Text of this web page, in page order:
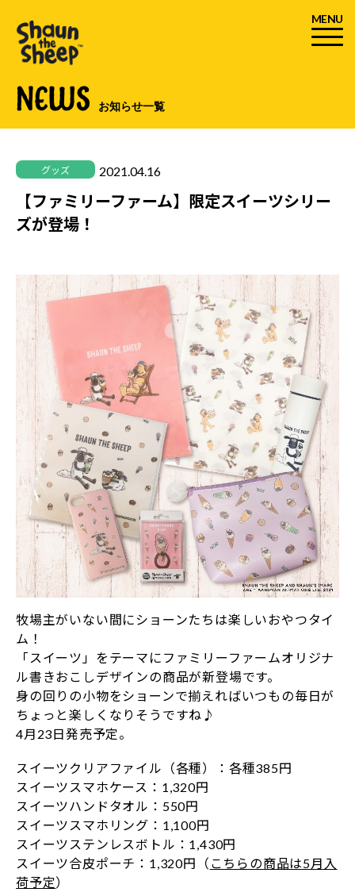
MENU
NEWS お知らせ一覧
グッズ 2021.04.16
【ファミリーファーム】限定スイーツシリー
ズが登場！
牧場主がいない間にショーンたちは楽しいおやつタイ
ム！
「スイーツ」をテーマにファミリーファームオリジナ
ル書きおこしデザインの商品が新登場です。
身の回りの小物をショーンで揃えればいつもの毎日が
ちょっと楽しくなりそうですね♪
4月23日発売予定。
スイーツクリアファイル（各種）：各種385円
スイーツスマホケース：1,320円
スイーツハンドタオル：550円
スイーツスマホリング：1,100円
スイーツステンレスボトル：1,430円
スイーツ合皮ポーチ：1,320円（ こちらの商品は5月入
荷予定）